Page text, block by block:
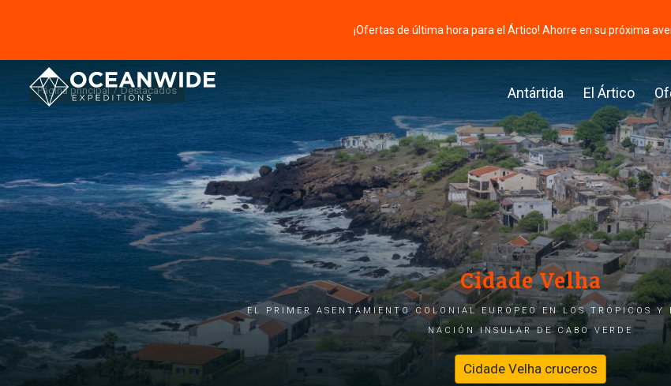
¡Ofertas de última hora para el Ártico! Ahorre en su próxima
Antártida El Ártico
Página principal Destacados
Cidade Velha
El primer asentamiento colonial europeo en los trópicos y
nación insular de Cabo Verde
Cidade Velha cruceros